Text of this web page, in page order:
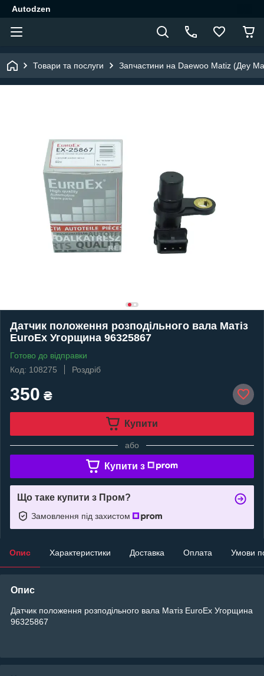
Autodzen
Товари та послуги Запчастини на Daewoo Matiz (Деу
Датчик положення розподільного вала Матіз
EuroEx Угорщина 96325867
Готово до відправки
Код: 108275
Роздріб
350 ₴
Купити
або
Купити з
Що таке купити з Пром?
Замовлення під захистом
Опис Характеристики Доставка Оплата Умови
Опис
Датчик положення розподільного вала Матіз EuroEx Угорщина
96325867